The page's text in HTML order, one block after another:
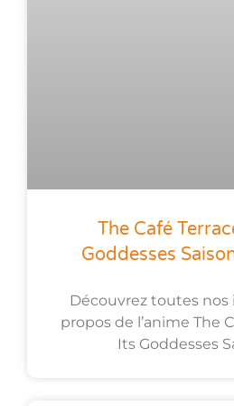
The Café
Goddesses
Découvrez toutes nos
propos de l’anime The
Its Goddesses